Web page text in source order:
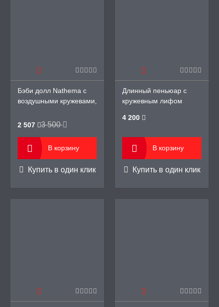
ПРИКОЛЫ,
УПАКОВКА
ЧАШИ И
ДЛЯ СЕКСА
БОНДАЖ
Бэби долл Nathema с
воздушными кружевами,
2 507
3 500
В корзину
Купить в один клик
Длинный пеньюар с
кружевным лифом
4 200
В корзину
Купить в один клик